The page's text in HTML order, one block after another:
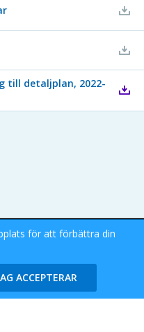
till detaljplan, 2022-
Meetings
för att förbättra din